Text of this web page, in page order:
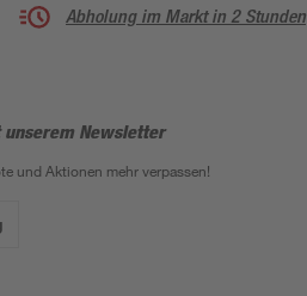
Abholung im Markt in 2 Stunden
Newsletter
und Aktionen mehr verpassen!